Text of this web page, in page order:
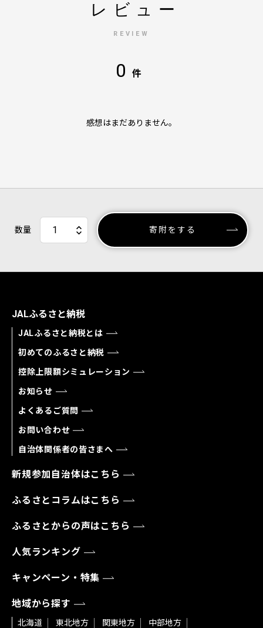
レビュー
REVIEW
0 件
感想はまだありません。
数量 寄附をする
JALふるさと納税
JALふるさと納税とは
初めてのふるさと納税
控除上限額シミュレーション
お知らせ
よくあるご質問
お問い合わせ
自治体関係者の皆さまへ
新規参加自治体はこちら
ふるさとコラムはこちら
ふるさとからの声はこちら
人気ランキング
キャンペーン・特集
地域から探す
北海道 東北地方 関東地方
中部地方